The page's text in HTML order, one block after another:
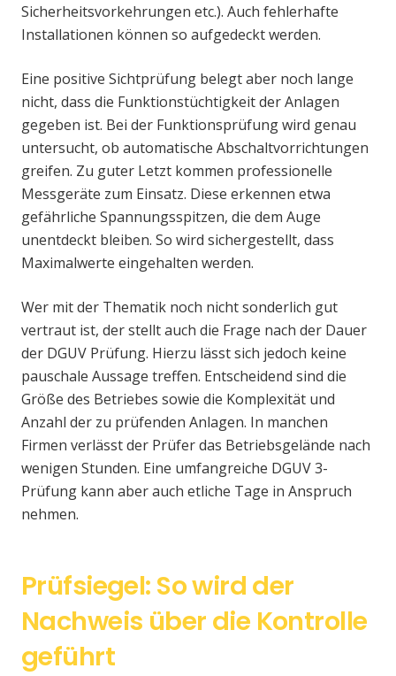
Sicherheitsvorkehrungen etc.). Auch fehlerhafte
Installationen können so aufgedeckt werden.
Eine positive Sichtprüfung belegt aber noch lange
nicht, dass die Funktionstüchtigkeit der Anlagen
gegeben ist. Bei der Funktionsprüfung wird genau
untersucht, ob automatische Abschaltvorrichtungen
greifen. Zu guter Letzt kommen professionelle
Messgeräte zum Einsatz. Diese erkennen etwa
gefährliche Spannungsspitzen, die dem Auge
unentdeckt bleiben. So wird sichergestellt, dass
Maximalwerte eingehalten werden.
Wer mit der Thematik noch nicht sonderlich gut
vertraut ist, der stellt auch die Frage nach der Dauer
der DGUV Prüfung. Hierzu lässt sich jedoch keine
pauschale Aussage treffen. Entscheidend sind die
Größe des Betriebes sowie die Komplexität und
Anzahl der zu prüfenden Anlagen. In manchen
Firmen verlässt der Prüfer das Betriebsgelände nach
wenigen Stunden. Eine umfangreiche DGUV 3-
Prüfung kann aber auch etliche Tage in Anspruch
nehmen.
Prüfsiegel: So wird der
Nachweis über die Kontrolle
geführt